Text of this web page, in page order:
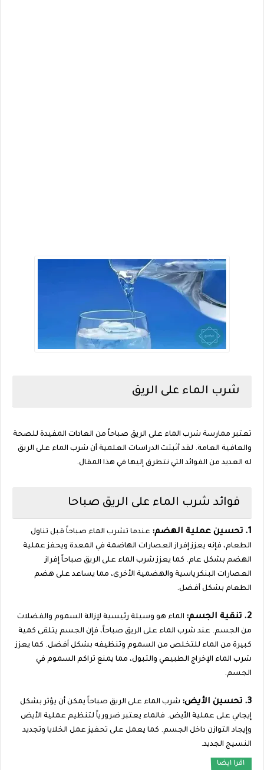
شرب الماء على الريق
تعتبر ممارسة شرب الماء على الريق صباحاً من العادات المفيدة للصحة
والعافية العامة. لقد أثبتت الدراسات العلمية أن شرب الماء على الريق
له العديد من الفوائد التي نتطرق إليها في هذا المقال.
فوائد شرب الماء على الريق صباحا
1. تحسين عملية الهضم:
عندما تشرب الماء صباحاً قبل تناول
الطعام، فإنه يعزز إفراز العصارات الهاضمة في المعدة ويحفز عملية
الهضم بشكل عام. كما يعزز شرب الماء على الريق صباحاً إفراز
العصارات البنكرياسية والهضمية الأخرى، مما يساعد على هضم
الطعام بشكل أفضل.
2. تنقية الجسم:
الماء هو وسيلة رئيسية لإزالة السموم والفضلات
من الجسم. عند شرب الماء على الريق صباحاً، فإن الجسم يتلقى كمية
كبيرة من الماء للتخلص من السموم وتنظيفه بشكل أفضل. كما يعزز
شرب الماء الإخراج الطبيعي والتبول، مما يمنع تراكم السموم في
الجسم.
3. تحسين الأيض:
شرب الماء على الريق صباحاً يمكن أن يؤثر بشكل
إيجابي على عملية الأيض. فالماء يعتبر ضرورياً لتنظيم عملية الأيض
وإيجاد التوازن داخل الجسم. كما يعمل على تحفيز عمل الخلايا وتجديد
النسيج الجديد.
اقرا ايضا